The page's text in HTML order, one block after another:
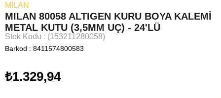
MILAN
MILAN 80058 ALTIGEN KURU BOYA KALEMİ
METAL KUTU (3,5MM UÇ) - 24'LÜ
Stok Kodu (153211280058)
Barkod : 8411574800583
₺1.329,94